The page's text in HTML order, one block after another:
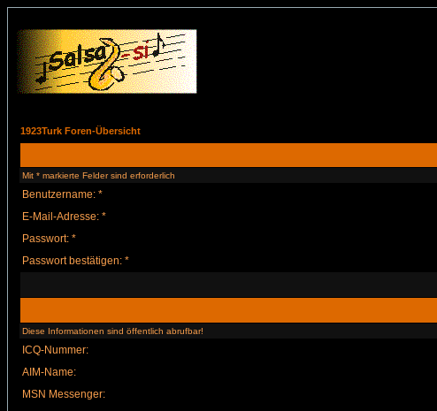
1923Turk Foren-Übersicht
Mit * markierte Felder sind erforderlich
Benutzername: *
E-Mail-Adresse: *
Passwort: *
Passwort bestätigen: *
Diese Informationen sind öffentlich abrufbar!
ICQ-Nummer:
AIM-Name:
MSN Messenger: